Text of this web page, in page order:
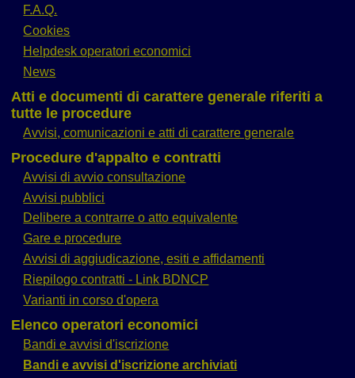
F.A.Q.
Cookies
Helpdesk operatori economici
News
Atti e documenti di carattere generale riferiti a
tutte le procedure
Avvisi, comunicazioni e atti di carattere generale
Procedure d'appalto e contratti
Avvisi di avvio consultazione
Avvisi pubblici
Delibere a contrarre o atto equivalente
Gare e procedure
Avvisi di aggiudicazione, esiti e affidamenti
Riepilogo contratti - Link BDNCP
Varianti in corso d'opera
Elenco operatori economici
Bandi e avvisi d'iscrizione
Bandi e avvisi d'iscrizione archiviati